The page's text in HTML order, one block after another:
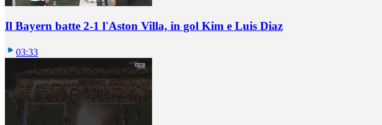
Il Bayern batte 2-1 l'Aston Villa, in gol Kim e Luis Diaz
03:33